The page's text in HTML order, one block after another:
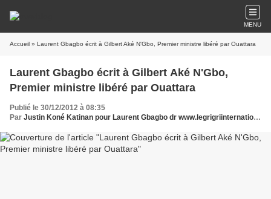
MENU
Accueil » Laurent Gbagbo écrit à Gilbert Aké N'Gbo, Premier ministre libéré par Ouattara
Laurent Gbagbo écrit à Gilbert Aké N'Gbo,
Premier ministre libéré par Ouattara
Publié le 30/12/2012 à 08:35
Par Justin Koné Katinan pour Laurent Gbagbo dr www.legrigriinternational.com